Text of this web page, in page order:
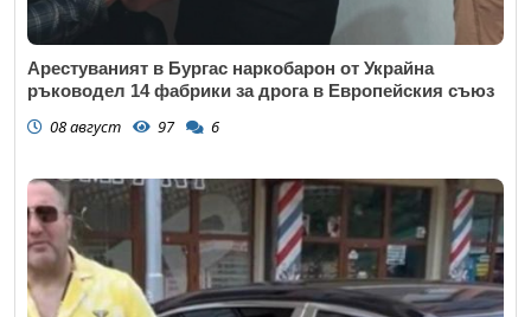
Арестуваният в Бургас наркобарон от Украйна
ръководел 14 фабрики за дрога в Европейския съюз
08 август 97 6